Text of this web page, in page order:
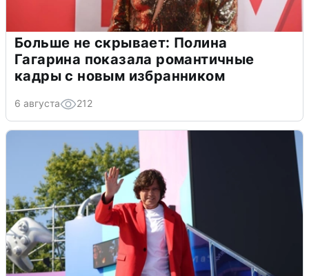
Больше не скрывает: Полина
Гагарина показала романтичные
кадры с новым избранником
6 августа 212